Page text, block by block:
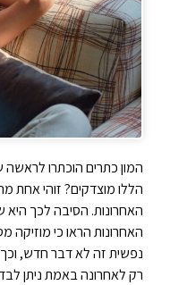
המון כתרים הוכתרו
הללו מוצדקים? זוהי אחת
האחרונות. הסיבה לכך
האחרונות הראו כי מוזיקה
נפשית זה לא דבר חדש, וכך
רק לאחרונה באמת ניתן